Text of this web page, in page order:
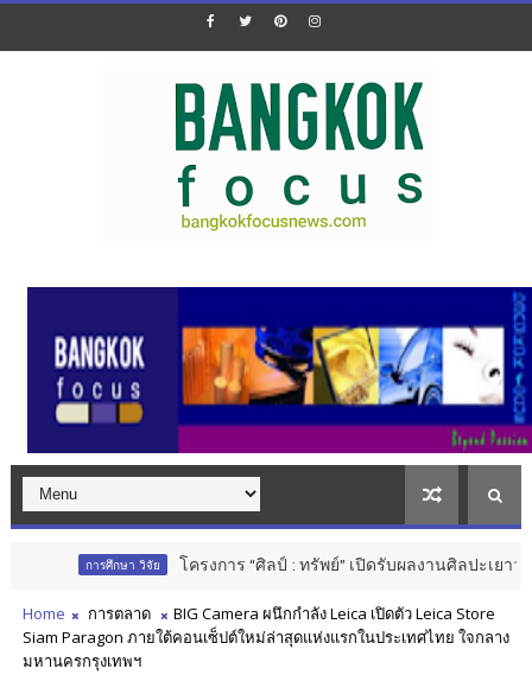
การศึกษา วิจัย โครงการ “ศิลป์ : ทรัพย์” เปิดรับผลงานศิลปะเยาวชนทั่วปร
Home การตลาด
BIG Camera ผนึกกำลัง Leica เปิดตัว Leica Store
Siam Paragon ภายใต้คอนเซ็ปต์ใหม่ล่าสุดแห่งแรกในประเทศไทย ใจกลาง
มหานครกรุงเทพฯ